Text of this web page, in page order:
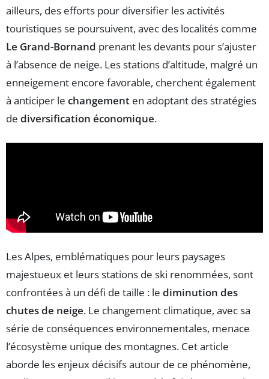
ailleurs, des efforts pour diversifier les activités
touristiques se poursuivent, avec des localités comme
Le Grand-Bornand prenant les devants pour s’ajuster
à l’absence de neige. Les stations d’altitude, malgré un
enneigement encore favorable, cherchent également
à anticiper le changement en adoptant des stratégies
de diversification économique.
Les Alpes, emblématiques pour leurs paysages
majestueux et leurs stations de ski renommées, sont
confrontées à un défi de taille : le diminution des
chutes de neige. Le changement climatique, avec sa
série de conséquences environnementales, menace
l’écosystème unique des montagnes. Cet article
aborde les enjeux décisifs autour de ce phénomène,